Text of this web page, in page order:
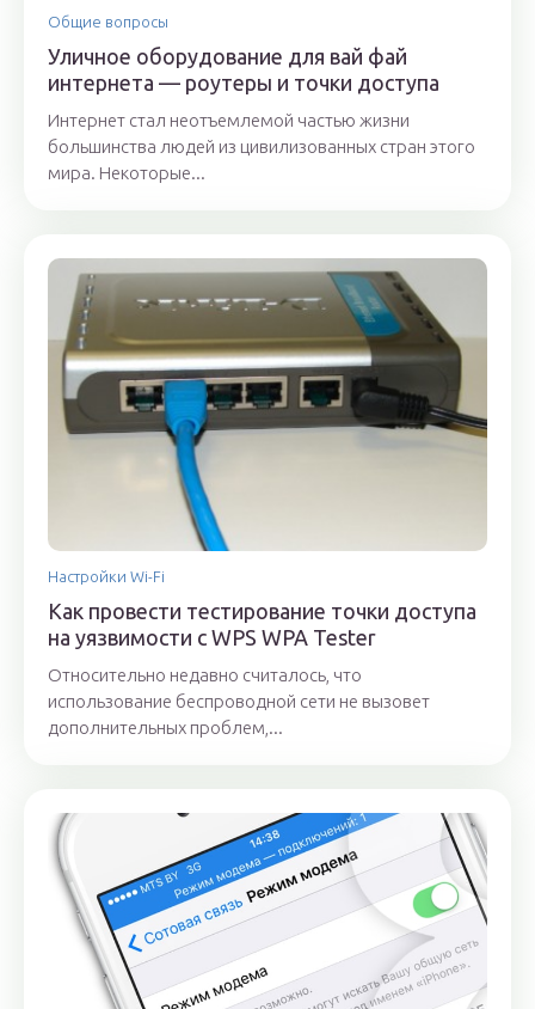
Общие вопросы
Уличное оборудование для вай фай
интернета — роутеры и точки доступа
Интернет стал неотъемлемой частью жизни
большинства людей из цивилизованных стран этого
мира. Некоторые...
Настройки Wi-Fi
Как провести тестирование точки доступа
на уязвимости с WPS WPA Tester
Относительно недавно считалось, что
использование беспроводной сети не вызовет
дополнительных проблем,...